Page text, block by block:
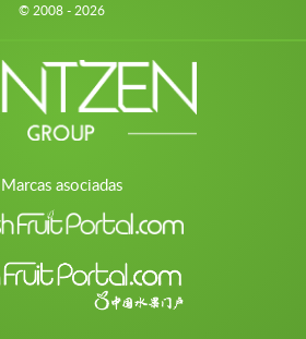
© 2008 - 2026
Marcas asociadas